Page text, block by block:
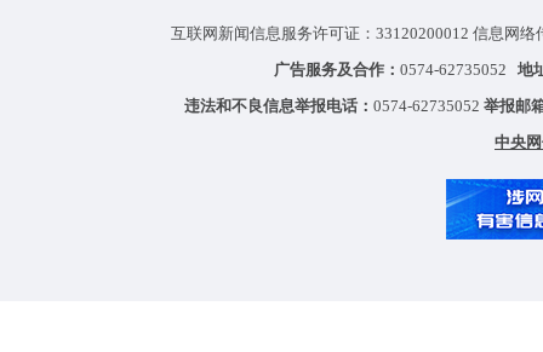
互联网新闻信息服务许可证：33120200012 信息网
广告服务及合作： 0574-62735052 地
违法和不良信息举报电话： 0574-62735052 举报邮
中央